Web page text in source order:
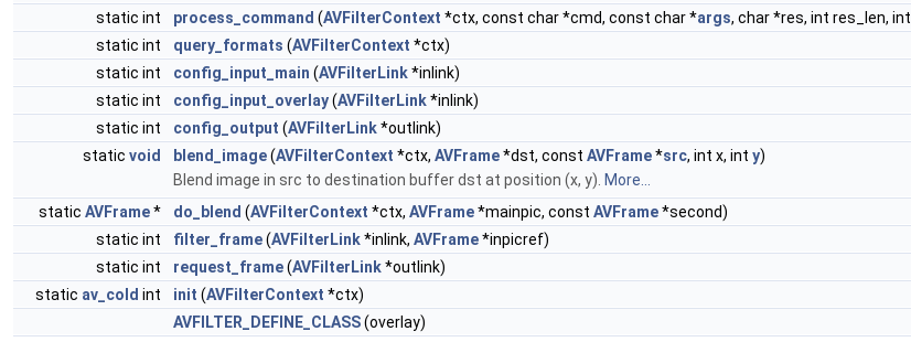
static int
process_command (AVFilterContext *ctx, const char *cmd, const char *args, char *res, int res_len, int
static int
query_formats (AVFilterContext *ctx)
static int
config_input_main (AVFilterLink*inlink)
static int
config_input_overlay(AVFilterLink*inlink)
static int
config_output (AVFilterLink*outlink)
static void blend_image(AVFilterContext *ctx, AVFrame*dst, const AVFrame*src, int x, int y)
Blend image in src to destination buffer dst at position (x, y). More...
static AVFrame* do_blend (AVFilterContext *ctx, AVFrame*mainpic, const AVFrame*second)
static int
filter_frame(AVFilterLink*inlink, AVFrame*inpicref)
static int
request_frame(AVFilterLink*outlink)
static av_cold int init (AVFilterContext *ctx)
AVFILTER_DEFINE_CLASS(overlay)